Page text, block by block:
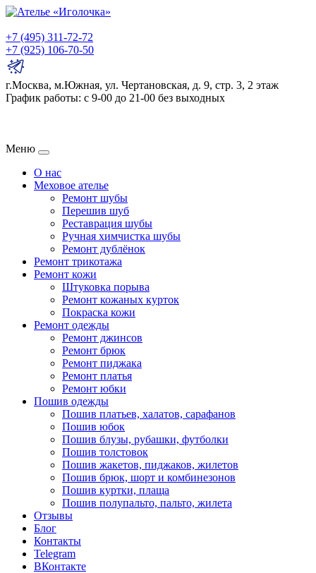
+7 (495) 311-72-72
+7 (925) 106-70-50
г.Москва, м.Южная, ул. Чертановская, д. 9, стр. 3, 2 этаж
График работы: с 9-00 до 21-00 без выходных
Меню
О нас
Меховое ателье
Ремонт шубы
Перешив шуб
Реставрация шубы
Ручная химчистка шубы
Ремонт дублёнок
Ремонт трикотажа
Ремонт кожи
Штуковка порыва
Ремонт кожаных курток
Покраска кожи
Ремонт одежды
Ремонт джинсов
Ремонт брюк
Ремонт пиджака
Ремонт платья
Ремонт юбки
Пошив одежды
Пошив платьев, халатов, сарафанов
Пошив юбок
Пошив блузы, рубашки, футболки
Пошив толстовок
Пошив жакетов, пиджаков, жилетов
Пошив брюк, шорт и комбинезонов
Пошив куртки, плаща
Пошив полупальто, пальто, жилета
Отзывы
Блог
Контакты
Telegram
ВКонтакте